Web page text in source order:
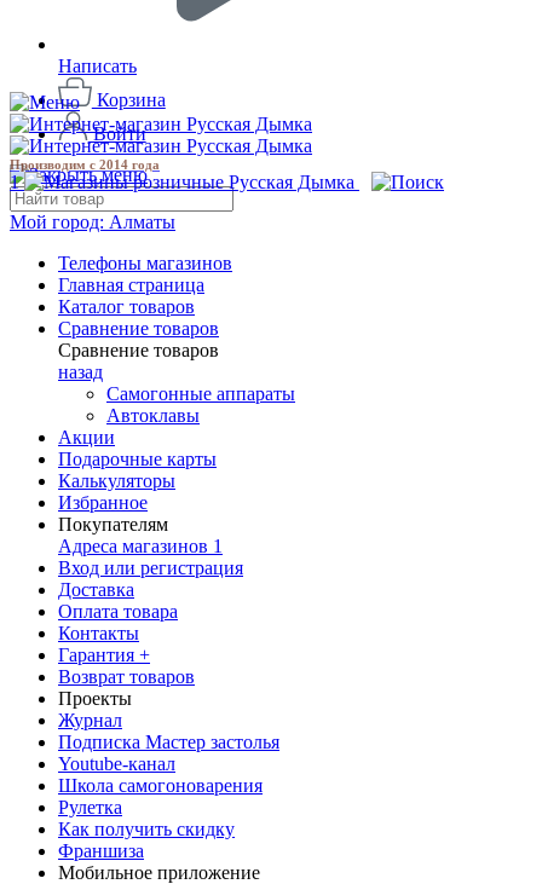
Написать
Корзина
Войти
Производим с 2014 года
1
Мой город: Алматы
Телефоны магазинов
Главная страница
Каталог товаров
Сравнение товаров
Сравнение товаров
назад
Самогонные аппараты
Автоклавы
Акции
Подарочные карты
Калькуляторы
Избранное
Покупателям
Адреса магазинов 1
Вход или регистрация
Доставка
Оплата товара
Контакты
Гарантия +
Возврат товаров
Проекты
Журнал
Подписка Мастер застолья
Youtube-канал
Школа самогоноварения
Рулетка
Как получить скидку
Франшиза
Мобильное приложение